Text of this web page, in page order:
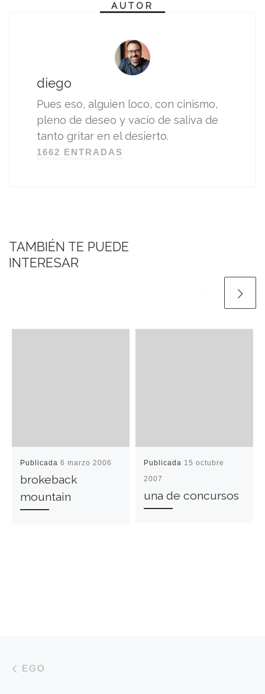
AUTOR
diego
Pues eso, alguien loco, con cinismo,
pleno de deseo y vacío de saliva de
tanto gritar en el desierto.
1662 ENTRADAS
TAMBIÉN TE PUEDE
INTERESAR
Publicada6 marzo 2006
brokeback
mountain
Publicada 15 octubre
2007
una de concursos
Navegación de entradas
EGO